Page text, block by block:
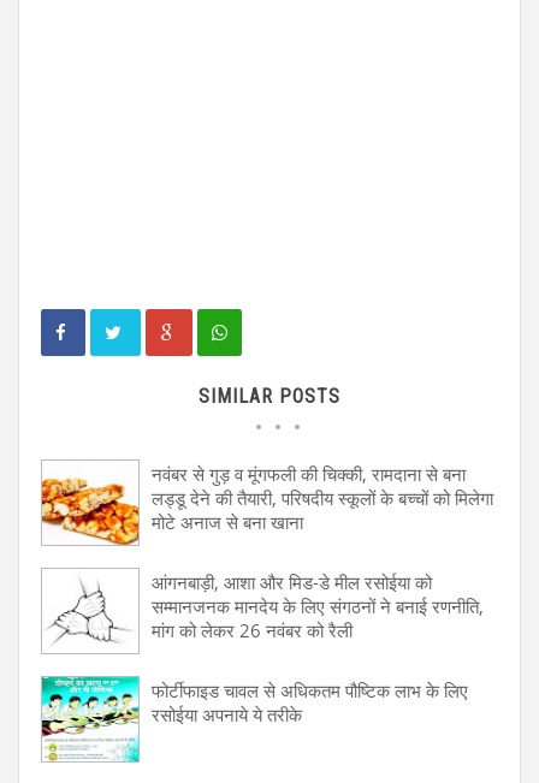
SIMILAR POSTS
नवंबर से गुड़ व मूंगफली की चिक्की, रामदाना से बना
लड्डू देने की तैयारी, परिषदीय स्कूलों के बच्चों को मिलेगा
मोटे अनाज से बना खाना
आंगनबाड़ी, आशा और मिड-डे मील रसोईया को
सम्मानजनक मानदेय के लिए संगठनों ने बनाई रणनीति,
मांग को लेकर 26 नवंबर को रैली
फोर्टीफाइड चावल से अधिकतम पौष्टिक लाभ के लिए
रसोईया अपनाये ये तरीके